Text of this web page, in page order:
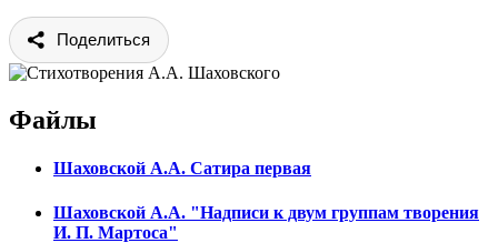
Поделиться
Файлы
Шаховской А.А. Сатира первая
Шаховской А.А. "Надписи к двум группам творения
И. П. Мартоса"